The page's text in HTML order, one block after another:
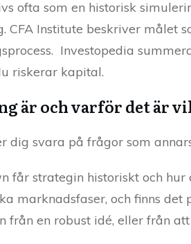
ofta som en historisk
CFA Institute beskriver målet
Investopedia
riskerar kapital.
är och varför det är
dig svara på frågor som
får strategin historiskt och hur
marknadsfaser, och finns
från en robust idé, eller från